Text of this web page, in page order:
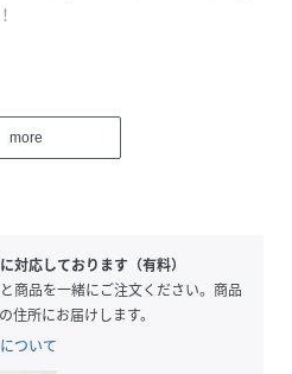
り扱いください。
した画像をご参照ください。
more
対応しております（有料）
商品を一緒にご注文ください。商品
住所にお届けします。
ついて